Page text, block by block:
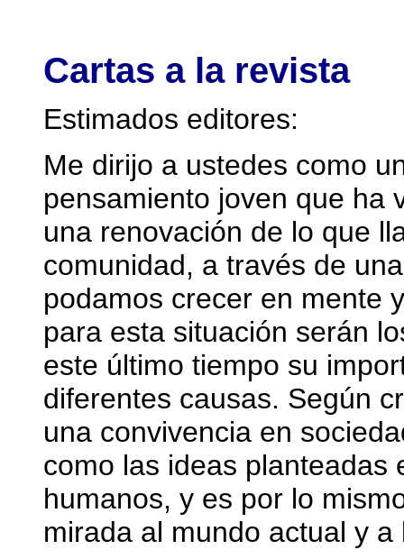
Cartas a la revista
Estimados editores:
Me dirijo a ustedes como
pensamiento joven que ha
una renovación de lo que
comunidad, a través de
podamos crecer en mente
para esta situación serán
este último tiempo su
diferentes causas. Según
una convivencia en
como las ideas planteadas
humanos, y es por lo
mirada al mundo actual y